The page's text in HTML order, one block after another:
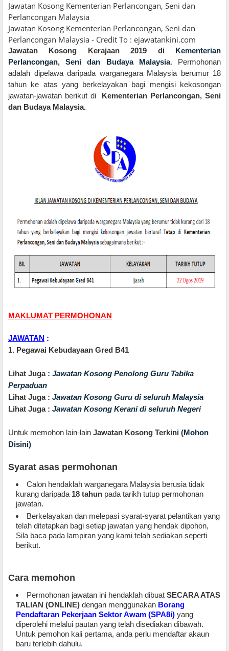
Jawatan Kosong Kementerian Perlancongan, Seni dan
Perlancongan Malaysia
Jawatan Kosong Kementerian Perlancongan, Seni dan
Perlancongan Malaysia - Credit To : ejawatankini.com
Jawatan Kosong Kerajaan 2019 di Kementerian
Perlancongan, Seni dan Budaya Malaysia.
Permohonan
adalah dipelawa daripada warganegara Malaysia berumur 18
tahun ke atas yang berkelayakan bagi mengisi kekosongan
jawatan-jawatan berikut di
Kementerian Perlancongan, Seni
dan Budaya Malaysia.
MAKLUMAT PERMOHONAN
JAWATAN :
1. Pegawai Kebudayaan Gred B41
Lihat Juga : Jawatan Kosong Penolong Guru Tabika
Perpaduan
Lihat Juga : Jawatan Kosong Guru di seluruh Malaysia
Lihat Juga : Jawatan Kosong Kerani di seluruh Negeri
Untuk memohon lain-lain Jawatan Kosong Terkini (Mohon
Disini)
Syarat asas permohonan
Calon hendaklah warganegara Malaysia berusia tidak
kurang daripada 18 tahun pada tarikh tutup permohonan
jawatan.
Berkelayakan dan melepasi syarat-syarat pelantikan yang
telah ditetapkan bagi setiap jawatan yang hendak dipohon,
Sila baca pada lampiran yang kami telah sediakan seperti
berikut.
Cara memohon
Permohonan jawatan ini hendaklah dibuat SECARA ATAS
TALIAN (ONLINE) dengan menggunakan Borang
Pendaftaran Pekerjaan Sektor Awam (SPA8i) yang
diperolehi melalui pautan yang telah disediakan dibawah.
Untuk pemohon kali pertama, anda perlu mendaftar akaun
baru terlebih dahulu.